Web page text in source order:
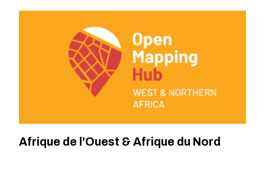
Afrique de l'Ouest & Afrique du Nord